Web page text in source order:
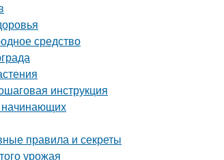
средство
инструкция
начинающих
правила и секреты
урожая